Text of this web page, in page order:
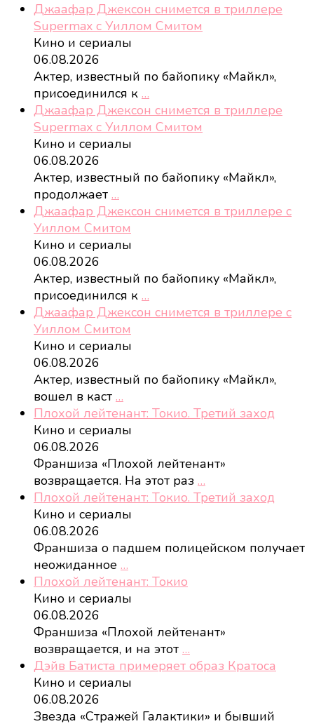
Джаафар Джексон снимется в триллере
Supermax с Уиллом Смитом
Кино и сериалы
06.08.2026
Актер, известный по байопику «Майкл»,
присоединился к …
Джаафар Джексон снимется в триллере
Supermax с Уиллом Смитом
Кино и сериалы
06.08.2026
Актер, известный по байопику «Майкл»,
продолжает …
Джаафар Джексон снимется в триллере с
Уиллом Смитом
Кино и сериалы
06.08.2026
Актер, известный по байопику «Майкл»,
присоединился к …
Джаафар Джексон снимется в триллере с
Уиллом Смитом
Кино и сериалы
06.08.2026
Актер, известный по байопику «Майкл»,
вошел в каст …
Плохой лейтенант: Токио. Третий заход
Кино и сериалы
06.08.2026
Франшиза «Плохой лейтенант»
возвращается. На этот раз …
Плохой лейтенант: Токио. Третий заход
Кино и сериалы
06.08.2026
Франшиза о падшем полицейском получает
неожиданное …
Плохой лейтенант: Токио
Кино и сериалы
06.08.2026
Франшиза «Плохой лейтенант»
возвращается, и на этот …
Дэйв Батиста примеряет образ Кратоса
Кино и сериалы
06.08.2026
Звезда «Стражей Галактики» и бывший